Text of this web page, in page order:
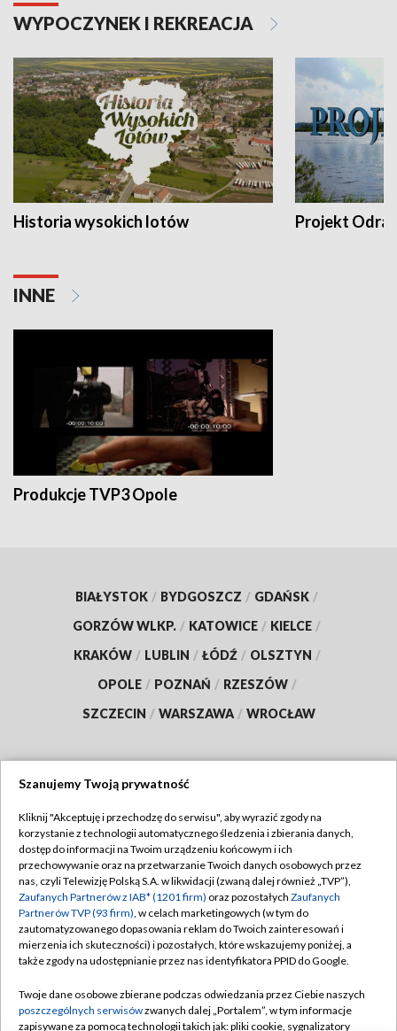
WYPOCZYNEK I REKREACJA
Historia wysokich lotów Projekt Odra
INNE
Produkcje TVP3 Opole
BIAŁYSTOK / BYDGOSZCZ / GDAŃSK /
GORZÓW WLKP. / KATOWICE / KIELCE /
KRAKÓW / LUBLIN / ŁÓDŹ / OLSZTYN /
OPOLE / POZNAŃ / RZESZÓW /
SZCZECIN / WARSZAWA / WROCŁAW
TVP
Abonament TVP
Emisja w TVP
Centrum informacji TVP
Naziemna Telewizja Cyfrowa
Rada Programowa
Regulamin TVP
Polityka prywatności
Moje zgody
Pomoc
Kontakt
Szanujemy Twoją prywatność
Kliknij "Akceptuję i przechodzę do serwisu", aby wyrazić zgody na
korzystanie z technologii automatycznego śledzenia i zbierania danych,
dostęp do informacji na Twoim urządzeniu końcowym i ich
przechowywanie oraz na przetwarzanie Twoich danych osobowych przez
nas, czyli Telewizję Polską S.A. w likwidacji (zwaną dalej również „TVP”),
Zaufanych Partnerów z IAB* (1201 firm) oraz pozostałych Zaufanych
Partnerów TVP (93 firm), w celach marketingowych (w tym do
zautomatyzowanego dopasowania reklam do Twoich zainteresowań i
mierzenia ich skuteczności) i pozostałych, które wskazujemy poniżej, a
także zgody na udostępnianie przez nas identyfikatora PPID do Google.
Twoje dane osobowe zbierane podczas odwiedzania przez Ciebie naszych
poszczególnych serwisówzwanych dalej „Portalem”, w tym informacje
zapisywane za pomocą technologii takich jak: pliki cookie, sygnalizatory